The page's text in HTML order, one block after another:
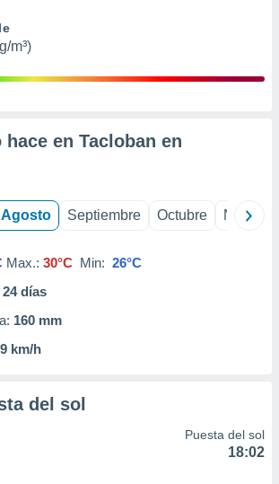
m³)
en Tacloban en
Agosto Septiembre Octubre
Max.: 30°C Min: 26°C
24días
160 mm
9 km/h
del sol
Puesta del sol
18:02